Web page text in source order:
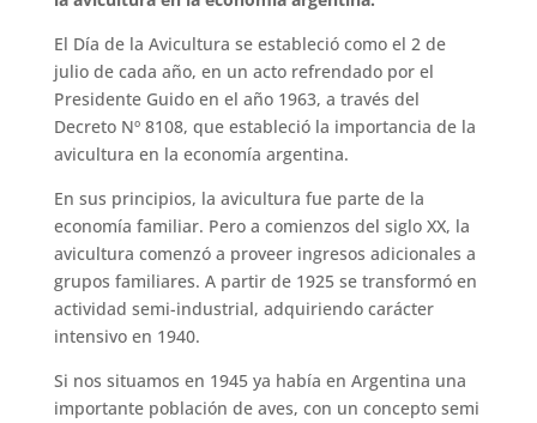
El Día de la Avicultura se estableció como el 2 de
julio de cada año, en un acto refrendado por el
Presidente Guido en el año 1963, a través del
Decreto Nº 8108, que estableció la importancia de la
avicultura en la economía argentina.
En sus principios, la avicultura fue parte de la
economía familiar. Pero a comienzos del siglo XX, la
avicultura comenzó a proveer ingresos adicionales a
grupos familiares. A partir de 1925 se transformó en
actividad semi-industrial, adquiriendo carácter
intensivo en 1940.
Si nos situamos en 1945 ya había en Argentina una
importante población de aves, con un concepto semi